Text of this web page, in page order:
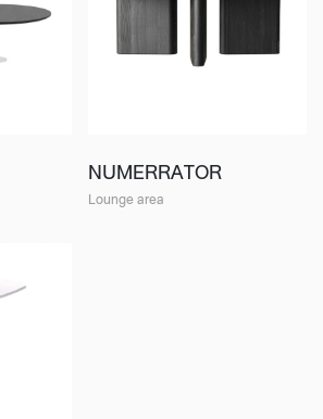
NUMERRATOR
Lounge area